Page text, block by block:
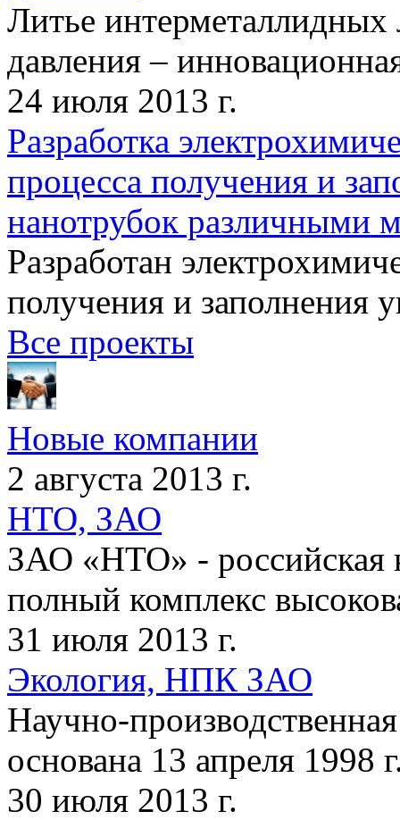
Литье интерметаллидных
давления –
24 июля 2013 г.
Разработка
процесса получения и
нанотрубок различными
Разработан
получения и заполнения
Все проекты
Новые компании
2 августа 2013 г.
НТО, ЗАО
ЗАО «НТО» - российская
полный комплекс
31 июля 2013 г.
Экология, НПК ЗАО
Научно-
основана 13 апреля 1998
30 июля 2013 г.